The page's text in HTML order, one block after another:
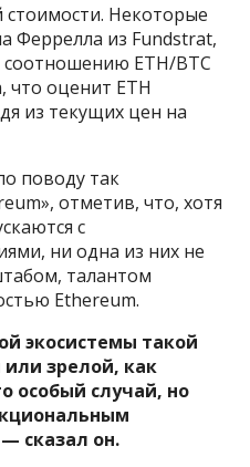
Некоторые
Феррелла из Fundstrat,
ETH/BTC
что оценит ETH
из текущих цен на
поводу так
отметив, что, хотя
с
ни одна из них не
талантом
Ethereum.
экосистемы такой
зрелой, как
особый случай, но
сказал он.